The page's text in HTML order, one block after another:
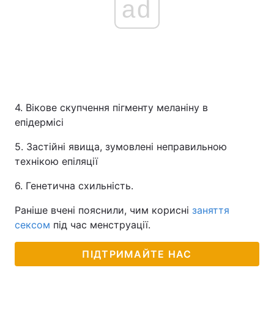
ad
4. Вікове скупчення пігменту меланіну в
епідермісі
5. Застійні явища, зумовлені неправильною
технікою епіляції
6. Генетична схильність.
Раніше вчені пояснили, чим корисні заняття
сексом під час менструації.
ПІДТРИМАЙТЕ НАС